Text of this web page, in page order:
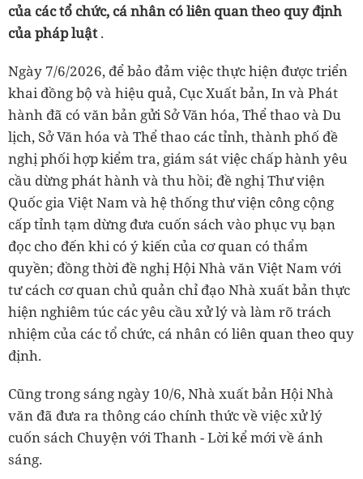
của các tổ chức, cá nhân có liên quan theo quy định
của pháp luật.
Ngày 7/6/2026, để bảo đảm việc thực hiện được triển
khai đồng bộ và hiệu quả, Cục Xuất bản, In và Phát
hành đã có văn bản gửi Sở Văn hóa, Thể thao và Du
lịch, Sở Văn hóa và Thể thao các tỉnh, thành phố đề
nghị phối hợp kiểm tra, giám sát việc chấp hành yêu
cầu dừng phát hành và thu hồi; đề nghị Thư viện
Quốc gia Việt Nam và hệ thống thư viện công cộng
cấp tỉnh tạm dừng đưa cuốn sách vào phục vụ bạn
đọc cho đến khi có ý kiến của cơ quan có thẩm
quyền; đồng thời đề nghị Hội Nhà văn Việt Nam với
tư cách cơ quan chủ quản chỉ đạo Nhà xuất bản thực
hiện nghiêm túc các yêu cầu xử lý và làm rõ trách
nhiệm của các tổ chức, cá nhân có liên quan theo quy
định.
Cũng trong sáng ngày 10/6, Nhà xuất bản Hội Nhà
văn đã đưa ra thông cáo chính thức về việc xử lý
cuốn sách Chuyện với Thanh - Lời kể mới về ánh
sáng.